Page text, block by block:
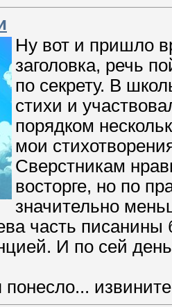
Ну вот и пришло
заголовка, речь
по секрету. В
стихи и
порядком
мои
Сверстникам
восторге, но по
значительно
часть
И по сей
понесло...